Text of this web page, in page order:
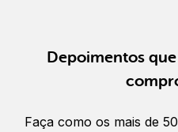
Depoimentos
Faça como os mais de